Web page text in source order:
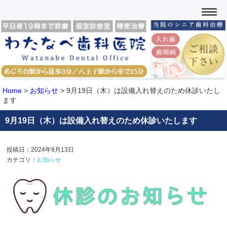
Home > お知らせ > 9月19日（木）は設備入れ替えのため休診いたし
ます
9月19日（木）は設備入れ替えのため休診いたします
投稿日：2024年9月13日
カテゴリ： お知らせ